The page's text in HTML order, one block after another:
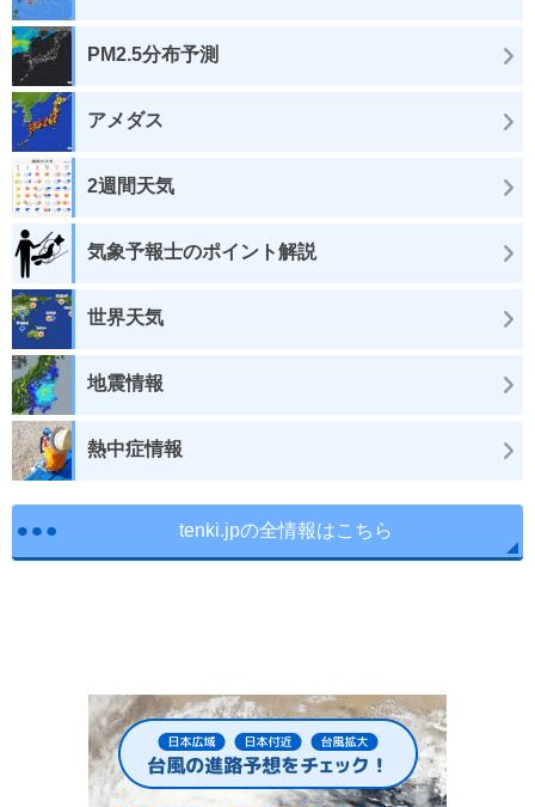
PM2.5分布予測
アメダス
2週間天気
気象予報士のポイント解説
世界天気
地震情報
熱中症情報
tenki.jpの全情報はこちら